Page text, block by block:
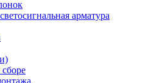
арматура